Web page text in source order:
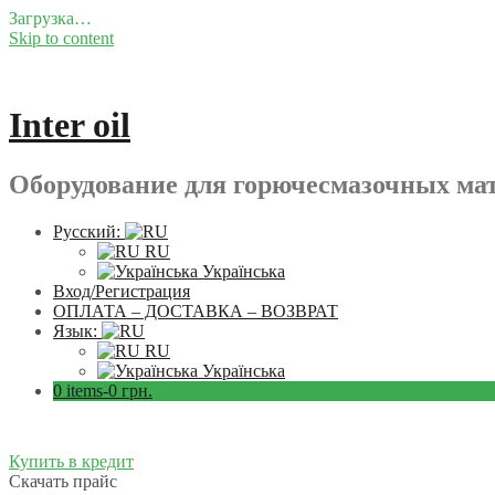
Загрузка…
Skip to content
Inter oil
Оборудование для горючесмазочных
Русский:
RU
Українська
Вход/Регистрация
ОПЛАТА – ДОСТАВКА – ВОЗВРАТ
Язык:
RU
Українська
0 items-0 грн.
Купить в кредит
Скачать прайс